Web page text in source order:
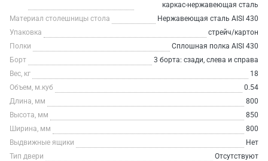
каркас-нержавеющая сталь
Материал столешницы стола
Нержавеющая сталь AISI 430
Упаковка
стрейч/картон
Полки
Сплошная полка AISI 430
Борт
3 борта: сзади, слева и справа
Вес, кг
18
Объем, м.куб
0.54
Длина, мм
800
Высота, мм
850
Ширина, мм
800
Выдвижные ящики
Нет
Тип двери
Отсутствуют